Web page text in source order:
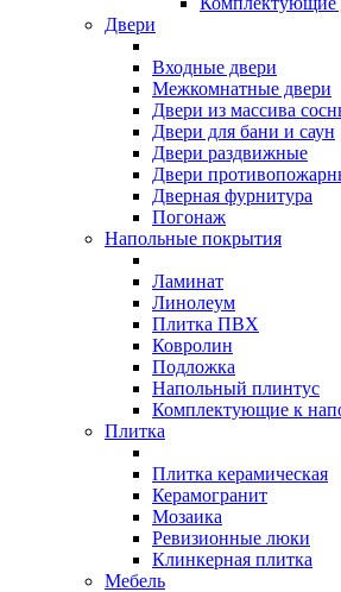
Двери
Входные двери
Межкомнатные двери
Двери из массива
Двери для бани и саун
Двери раздвижные
Двери
Дверная фурнитура
Погонаж
Напольные покрытия
Ламинат
Линолеум
Плитка ПВХ
Ковролин
Подложка
Напольный плинтус
Комплектующие к
Плитка
Плитка керамическая
Керамогранит
Мозаика
Ревизионные люки
Клинкерная плитка
Мебель